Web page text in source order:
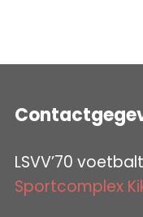
LSVV’70
Sportcomplex